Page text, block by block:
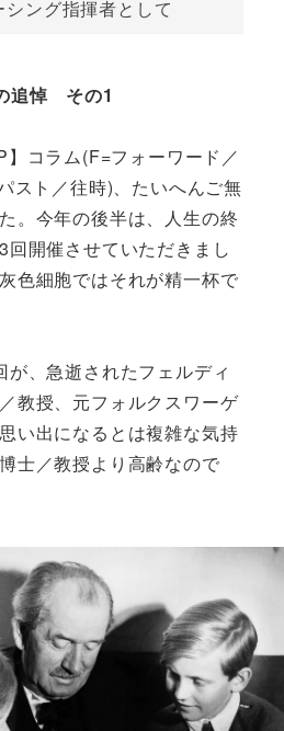
ング指揮者として
追悼 その1
コラム(F=フォーワード／
スト／往時)、たいへんご無
。今年の後半は、人生の終
回開催させていただきまし
色細胞ではそれが精一杯で
が、急逝されたフェルディ
教授、元フォルクスワーゲ
い出になるとは複雑な気持
士／教授より高齢なので